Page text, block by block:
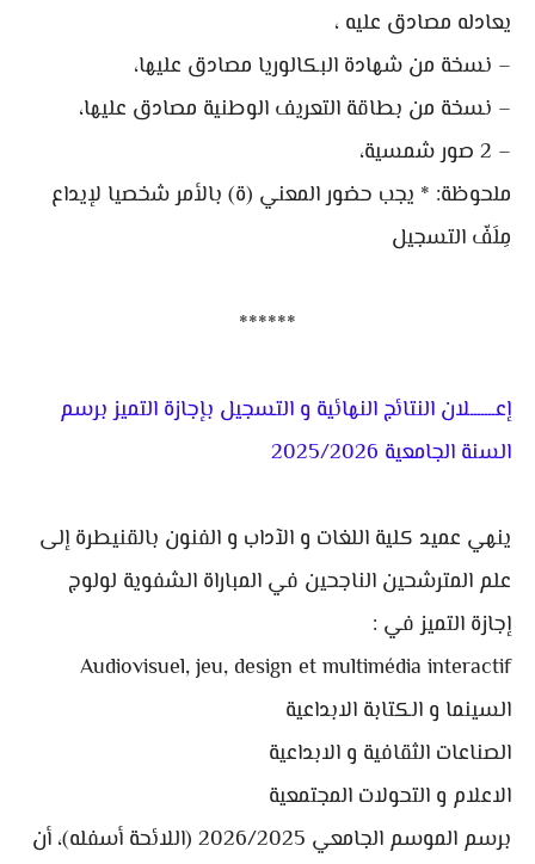
يعادله مصادق عليه ،
– نسخة من شهادة البكالوريا مصادق عليها،
– نسخة من بطاقة التعريف الوطنية مصادق عليها،
– 2 صور شمسية،
ملحوظة: * يجب حضور المعني (ة) بالأمر شخصيا لإيداع
مِلَفّ التسجيل
******
إعـــــــلان النتائج النهائية و التسجيل بإجازة التميز برسم
السنة الجامعية 2025/2026
ينهي عميد كلية اللغات و الآداب و الفنون بالقنيطرة إلى
علم المترشحين الناجحين في المباراة الشفوية لولوج
إجازة التميز في :
Audiovisuel, jeu, design et multimédia interactif
السينما و الكتابة الابداعية
الصناعات الثقافية و الابداعية
الاعلام و التحولات المجتمعية
برسم الموسم الجامعي 2026/2025 (اللائحة أسفله)، أن